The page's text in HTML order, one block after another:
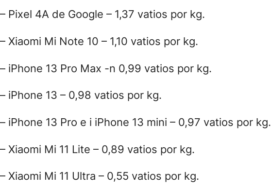
– Pixel 4A de Google – 1,37 vatios por kg.
– Xiaomi Mi Note 10 – 1,10 vatios por kg.
– iPhone 13 Pro Max -n 0,99 vatios por kg.
– iPhone 13 – 0,98 vatios por kg.
– iPhone 13 Pro e i iPhone 13 mini – 0,97 vatios por kg.
– Xiaomi Mi 11 Lite – 0,89 vatios por kg.
– Xiaomi Mi 11 Ultra – 0,55 vatios por kg.